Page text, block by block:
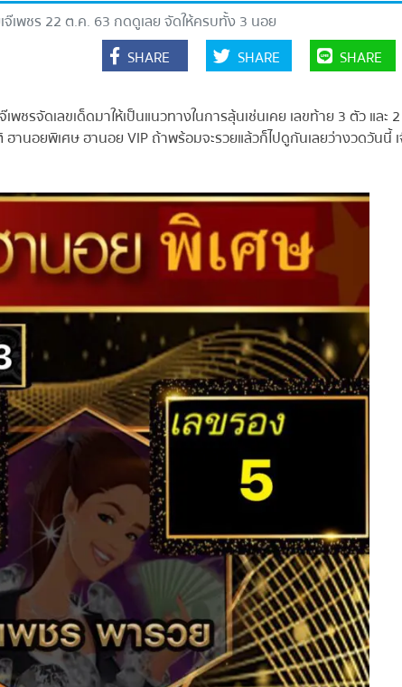
จ๊เพชร 22 ต.ค. 63 กดดูเลย จัดให้ครบทั้ง 3 นอย
SHARE SHARE SHARE
ชรจัดเลขเด็ดมาให้เป็นแนวทางในการลุ้นเช่นเคย เลขท้าย 3 ตัว และ 2
นอยพิเศษ ฮานอย VIP ถ้าพร้อมจะรวยแล้วก็ไปดูกันเลยว่างวดวันนี้ เจ๊